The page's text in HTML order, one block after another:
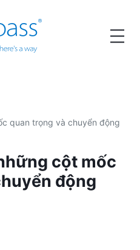
quan trọng và chuyển động
cột mốc
động